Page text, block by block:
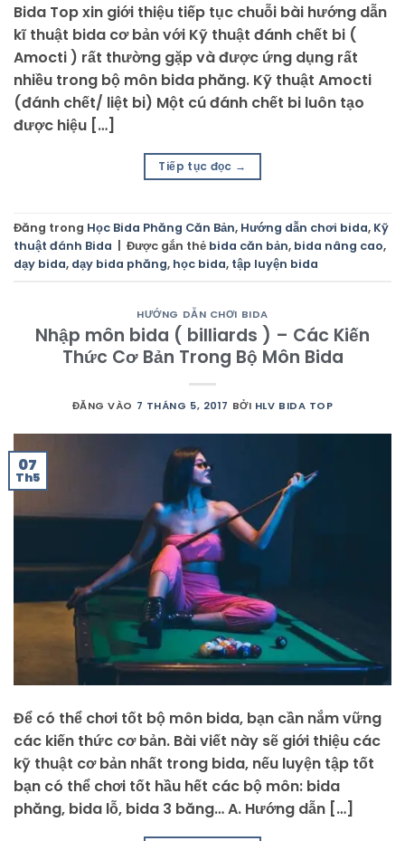
Bida Top xin giới thiệu tiếp tục chuỗi bài hướng dẫn
kĩ thuật bida cơ bản với Kỹ thuật đánh chết bi (
Amocti ) rất thường gặp và được ứng dụng rất
nhiều trong bộ môn bida phăng. Kỹ thuật Amocti
(đánh chết/ liệt bi) Một cú đánh chết bi luôn tạo
được hiệu […]
Tiếp tục đọc →
Đăng trong Học Bida Phăng Căn Bản, Hướng dẫn chơi bida, Kỹ
thuật đánh Bida
Được gắn thẻ bida căn bản, bida nâng cao,
dạy bida, dạy bida phăng, học bida, tập luyện bida
HƯỚNG DẪN CHƠI BIDA
Nhập môn bida ( billiards ) – Các Kiến
Thức Cơ Bản Trong Bộ Môn Bida
ĐĂNG VÀO 7 THÁNG 5, 2017 BỞI HLV BIDA TOP
07
Th5
Để có thể chơi tốt bộ môn bida, bạn cần nắm vững
các kiến thức cơ bản. Bài viết này sẽ giới thiệu các
kỹ thuật cơ bản nhất trong bida, nếu luyện tập tốt
bạn có thể chơi tốt hầu hết các bộ môn: bida
phăng, bida lỗ, bida 3 băng… A. Hướng dẫn […]